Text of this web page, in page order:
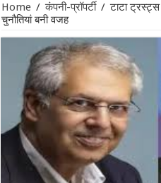
Home / कंपनी-प्रॉपर्टी / टाटा
चुनौतियां बनी वजह